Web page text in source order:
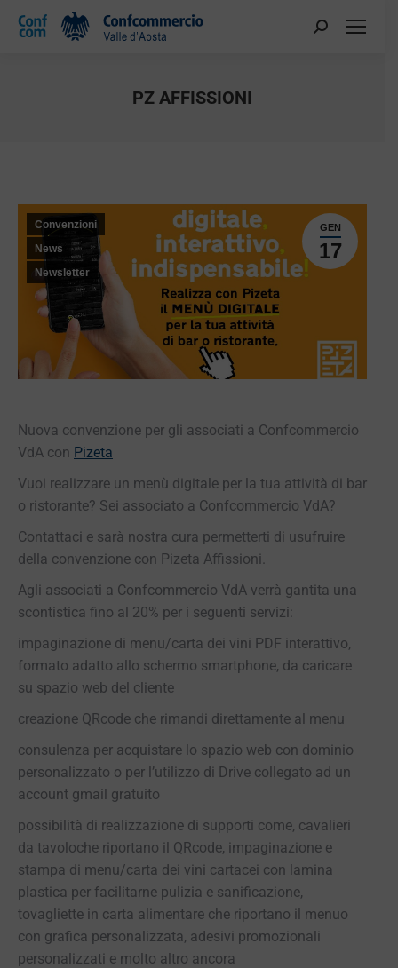
PZ AFFISSIONI
GEN
17
Convenzioni
News
Newsletter
Nuova convenzione per gli associati a Confcommercio
VdA con Pizeta
Vuoi realizzare un menù digitale per la tua attività di bar
o ristorante? Sei associato a Confcommercio VdA?
Contattaci e sarà nostra cura permetterti di usufruire
della convenzione con Pizeta Affissioni.
Agli associati a Confcommercio VdA verrà gantita una
scontistica fino al 20% per i seguenti servizi:
impaginazione di menu/carta dei vini PDF interattivo,
formato adatto allo schermo smartphone, da caricare
su spazio web del cliente
creazione QRcode che rimandi direttamente al menu
consulenza per acquistare lo spazio web con dominio
personalizzato o per l’utilizzo di Drive collegato ad un
account gmail gratuito
possibilità di realizzazione di supporti come, cavalieri
da tavoloche riportano il QRcode, impaginazione e
stampa di menu/carta dei vini cartacei con lamina
plastica per facilitarne pulizia e sanificazione,
tovagliette in carta alimentare che riportano il menuo
con grafica personalizzata, adesivi promozionali
personalizzati e molto altro ancora